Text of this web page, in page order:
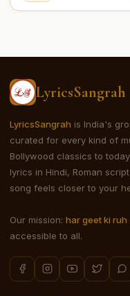
LyricsSangrah
LyricsSangrah is India's
curated for every kind of
Bollywood classics to
lyrics in Hindi, Roman
song feels closer to your
Our mission: har geet ki ruh
accessible to all.